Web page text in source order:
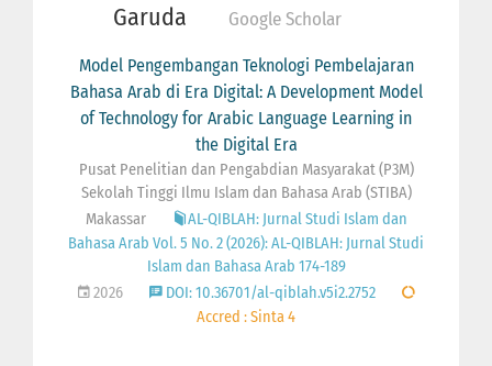
Garuda Google Scholar
Model Pengembangan Teknologi Pembelajaran
Bahasa Arab di Era Digital: A Development Model
of Technology for Arabic Language Learning in
the Digital Era
Pusat Penelitian dan Pengabdian Masyarakat (P3M)
Sekolah Tinggi Ilmu Islam dan Bahasa Arab (STIBA)
Makassar
AL-QIBLAH: Jurnal Studi Islam dan
Bahasa Arab Vol. 5 No. 2 (2026): AL-QIBLAH: Jurnal Studi
Islam dan Bahasa Arab 174-189
2026
DOI: 10.36701/al-qiblah.v5i2.2752
Accred : Sinta 4